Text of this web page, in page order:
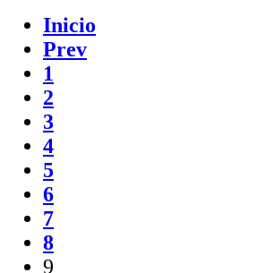
Inicio
Prev
1
2
3
4
5
6
7
8
9